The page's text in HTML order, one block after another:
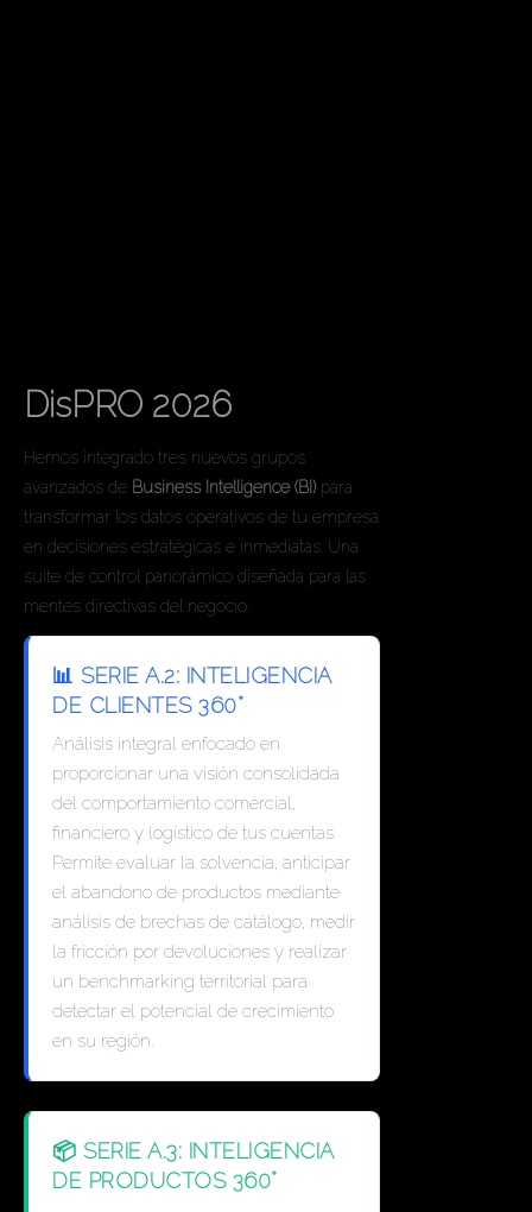
DisPRO 2026
Hemos integrado tres nuevos grupos
avanzados de Business Intelligence (BI) para
transformar los datos operativos de tu empresa
en decisiones estratégicas e inmediatas. Una
suite de control panorámico diseñada para las
mentes directivas del negocio.
📊 SERIE A.2: INTELIGENCIA
DE CLIENTES 360°
Análisis integral enfocado en
proporcionar una visión consolidada
del comportamiento comercial,
financiero y logístico de tus cuentas.
Permite evaluar la solvencia, anticipar
el abandono de productos mediante
análisis de brechas de catálogo, medir
la fricción por devoluciones y realizar
un benchmarking territorial para
detectar el potencial de crecimiento
en su región.
📦 SERIE A.3: INTELIGENCIA
DE PRODUCTOS 360°